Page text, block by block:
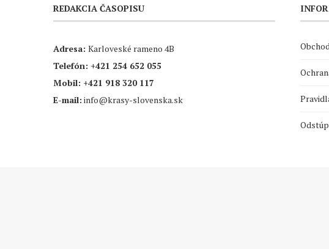
REDAKCIA ČASOPISU
Adresa: Karloveské rameno 4B
Telefón: +421 254 652 055
Mobil: +421 918 320 117
E-mail: info@krasy-slovenska.sk